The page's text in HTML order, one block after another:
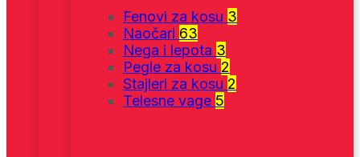
Fenovi za kosu 3
Naočari 63
Nega i lepota 3
Pegle za kosu 2
Stajleri za kosu 2
Telesne vage 5